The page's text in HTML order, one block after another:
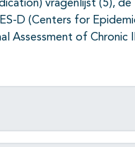
vragenlijst (5),
D (Centers for
Assessment of Chronic